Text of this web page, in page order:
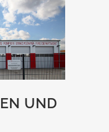
UND